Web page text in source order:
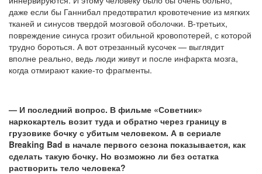
даже если бы Ганнибал предотвратил кровотечение из мягких
тканей и синусов твердой мозговой оболочки. В-третьих,
повреждение синуса грозит обильной кровопотерей, с которой
трудно бороться. А вот отрезанный кусочек — выглядит
вполне реально, ведь люди живут и после инфаркта мозга,
когда отмирают какие-то фрагменты.
— И последний вопрос. В фильме «Советник»
наркокартель возит туда и обратно через границу в
грузовике бочку с убитым человеком. А в сериале
Breaking Bad в начале первого сезона показывается, как
сделать такую бочку. Но возможно ли без остатка
растворить тело человека?